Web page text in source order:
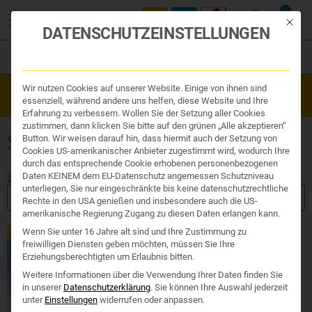
0
Organe & Organ Uhr
Traditionelle Medizin
Nahrungsergänzung
Kosmetik und Hygiene
Ihr Apotheker
Westend Online-Shop: Sicher, schnell und 24/7 für Sie da!
Gratisversand ab €50
SILYMARIN KAPSELN
Start/ Produkte verschlagwortet mit „Silymarin Kapseln“
FILTER ANZEIGEN
Exklusiv
Mit
DATENSCHUTZEINSTELLUNGEN
Wir nutzen Cookies auf unserer Website. Einige von ihnen sind
essenziell, während andere uns helfen, diese Website und Ihre
Erfahrung zu verbessern. Wollen Sie der Setzung aller Cookies
zustimmen, dann klicken Sie bitte auf den grünen „Alle akzeptieren“
Button. Wir weisen darauf hin, dass hiermit auch der Setzung von
Cookies US-amerikanischer Anbieter zugestimmt wird, wodurch Ihre
durch das entsprechende Cookie erhobenen personenbezogenen
Daten KEINEM dem EU-Datenschutz angemessen Schutzniveau
unterliegen, Sie nur eingeschränkte bis keine datenschutzrechtliche
Rechte in den USA genießen und insbesondere auch die US-
amerikanische Regierung Zugang zu diesen Daten erlangen kann.
Wenn Sie unter 16 Jahre alt sind und Ihre Zustimmung zu
freiwilligen Diensten geben möchten, müssen Sie Ihre
Erziehungsberechtigten um Erlaubnis bitten.
Weitere Informationen über die Verwendung Ihrer Daten finden Sie
in unserer Datenschutzerklärung. Sie können Ihre Auswahl jederzeit
unter Einstellungen widerrufen oder anpassen.